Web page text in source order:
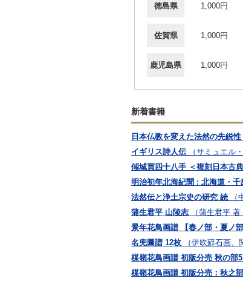
徳島県 1,000円
佐賀県 1,000円
鹿児島県 1,000円
新着書籍
日本仏教を変えた法然の先鋭性
イギリス詩人伝
（サミュエル
傾城買四十八手 ＜複刻日本古
明治初年北海紀聞 : 北海道・千
法然伝と浄土宗史の研究 続
（
蒲生君平 山陵志
（蒲生君平
景年花鳥画譜 【春ノ部・夏ノ
名兜圖譜 12枚
（伊吹蘚石画、
楳嶺花鳥画譜 初版分売 秋の部
楳嶺花鳥画譜 初版分売：秋之